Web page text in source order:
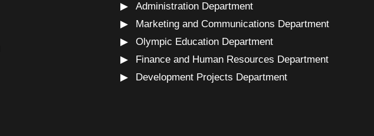
Administration Department
Marketing and Communications Department
Olympic Education Department
Finance and Human Resources Department
Development Projects Department